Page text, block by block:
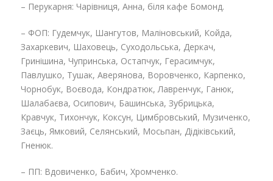
– Перукарня: Чарівниця, Анна, біля кафе Бомонд.
– ФОП: Гудемчук, Шангутов, Маліновський, Койда,
Захаркевич, Шаховець, Суходольська, Деркач,
Гринішина, Чупринська, Остапчук, Герасимчук,
Павлушко, Тушак, Аверянова, Воровченко, Карпенко,
Чорнобук, Воєвода, Кондратюк, Лавренчук, Ганюк,
Шалабаєва, Осипович, Башинська, Зубрицька,
Кравчук, Тихончук, Коксун, Цимбровський, Музиченко,
Заєць, Ямковий, Селянський, Мосьпан, Дідіківський,
Гненюк.
– ПП: Вдовиченко, Бабич, Хромченко.